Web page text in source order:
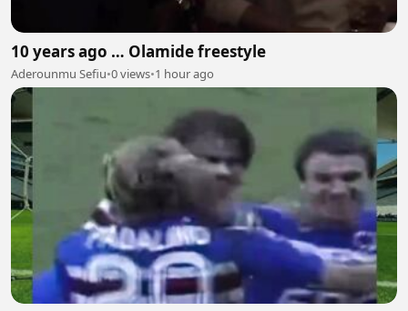
10 years ago … Olamide freestyle
Aderounmu Sefiu•0 views•1 hour ago